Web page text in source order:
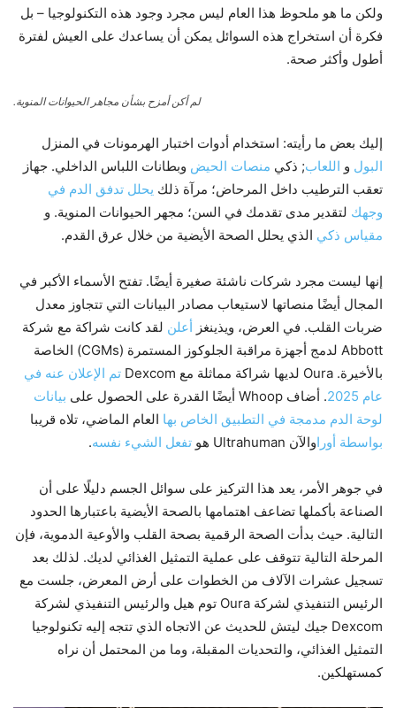
ولكن ما هو ملحوظ هذا العام ليس مجرد وجود هذه التكنولوجيا – بل
فكرة أن استخراج هذه السوائل يمكن أن يساعدك على العيش لفترة
أطول وأكثر صحة.
لم أكن أمزح بشأن مجاهر الحيوانات المنوية.
إليك بعض ما رأيته: استخدام أدوات اختبار الهرمونات في المنزل
البول و اللعاب; ذكي منصات الحيض وبطانات اللباس الداخلي. جهاز
تعقب الترطيب داخل المرحاض؛ مرآة ذلك يحلل تدفق الدم في
وجهك لتقدير مدى تقدمك في السن؛ مجهر الحيوانات المنوية. و
مقياس ذكي الذي يحلل الصحة الأيضية من خلال عرق القدم.
إنها ليست مجرد شركات ناشئة صغيرة أيضًا. تفتح الأسماء الأكبر في
المجال أيضًا منصاتها لاستيعاب مصادر البيانات التي تتجاوز معدل
ضربات القلب. في العرض، ويذينغز أعلن لقد كانت شراكة مع شركة
Abbott لدمج أجهزة مراقبة الجلوكوز المستمرة (CGMs) الخاصة
بالأخيرة. Oura لديها شراكة مماثلة مع Dexcom
تم الإعلان عنه في
عام 2025
. أضاف Whoop أيضًا القدرة على الحصول على
بيانات
لوحة الدم مدمجة في التطبيق الخاص بها العام الماضي، تلاه قريبا
بواسطة أوراوالآن Ultrahuman هو تفعل الشيء نفسه.
في جوهر الأمر، يعد هذا التركيز على سوائل الجسم دليلًا على أن
الصناعة بأكملها تضاعف اهتمامها بالصحة الأيضية باعتبارها الحدود
التالية. حيث بدأت الصحة الرقمية بصحة القلب والأوعية الدموية، فإن
المرحلة التالية تتوقف على عملية التمثيل الغذائي لديك. لذلك بعد
تسجيل عشرات الآلاف من الخطوات على أرض المعرض، جلست مع
الرئيس التنفيذي لشركة Oura توم هيل والرئيس التنفيذي لشركة
Dexcom جيك ليتش للحديث عن الاتجاه الذي تتجه إليه تكنولوجيا
التمثيل الغذائي، والتحديات المقبلة، وما من المحتمل أن نراه
كمستهلكين.